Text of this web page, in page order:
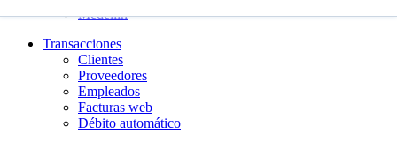
Medellin
Transacciones
Clientes
Proveedores
Empleados
Facturas web
Débito automático